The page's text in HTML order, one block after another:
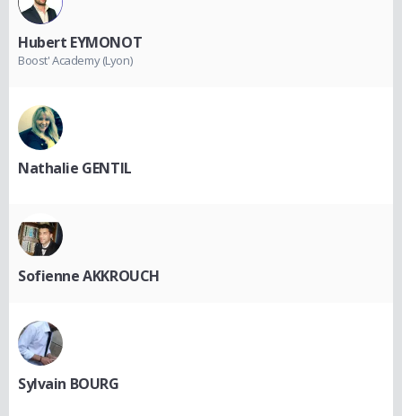
Hubert EYMONOT
Boost' Academy (Lyon)
Nathalie GENTIL
Sofienne AKKROUCH
Sylvain BOURG